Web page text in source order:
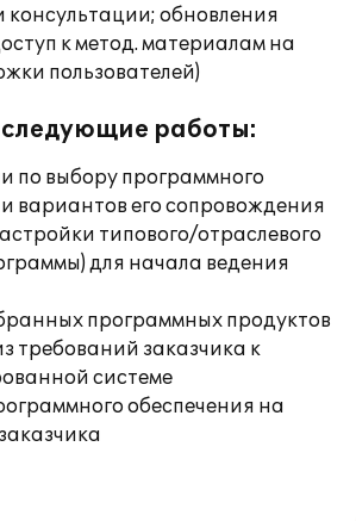
консультации; обновления
к метод. материалам на
пользователей)
работы:
по выбору программного
вариантов его сопровождения
типового/отраслевого
для начала ведения
программных продуктов
требований заказчика к
системе
обеспечения на